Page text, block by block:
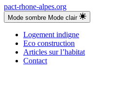
pact-rhone-alpes.org
Mode sombre Mode clair
Logement indigne
Eco construction
Articles sur l’habitat
Contact